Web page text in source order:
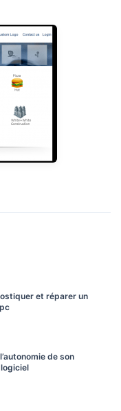
et réparer un
de son